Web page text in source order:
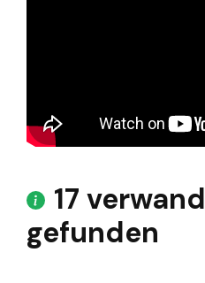
17
gefunden